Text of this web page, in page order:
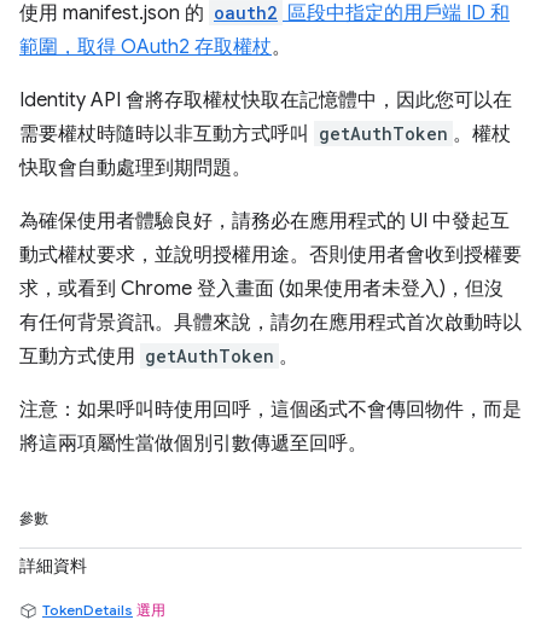
使用 manifest.json 的 oauth2 區段中指定的用戶端 ID 和
範圍，取得 OAuth2 存取權杖。
Identity API 會將存取權杖快取在記憶體中，因此您可以在
需要權杖時隨時以非互動方式呼叫
getAuthToken 。權杖
快取會自動處理到期問題。
為確保使用者體驗良好，請務必在應用程式的 UI 中發起互
動式權杖要求，並說明授權用途。否則使用者會收到授權要
求，或看到 Chrome 登入畫面 (如果使用者未登入)，但沒
有任何背景資訊。具體來說，請勿在應用程式首次啟動時以
互動方式使用 getAuthToken 。
注意：如果呼叫時使用回呼，這個函式不會傳回物件，而是
將這兩項屬性當做個別引數傳遞至回呼。
參數
詳細資料
TokenDetails 選用